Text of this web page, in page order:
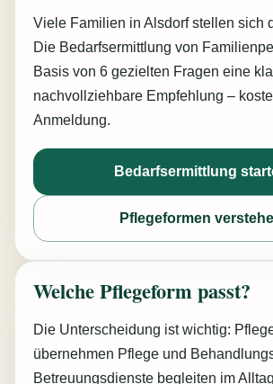
Viele Familien in Alsdorf stellen sich
Die Bedarfsermittlung von
Basis von 6 gezielten Fragen eine
nachvollziehbare Empfehlung –
Anmeldung.
Bedarfsermittlung
Pflegeformen
Welche Pflegeform passt?
Die Unterscheidung ist wichtig:
übernehmen Pflege und
Betreuungsdienste begleiten im